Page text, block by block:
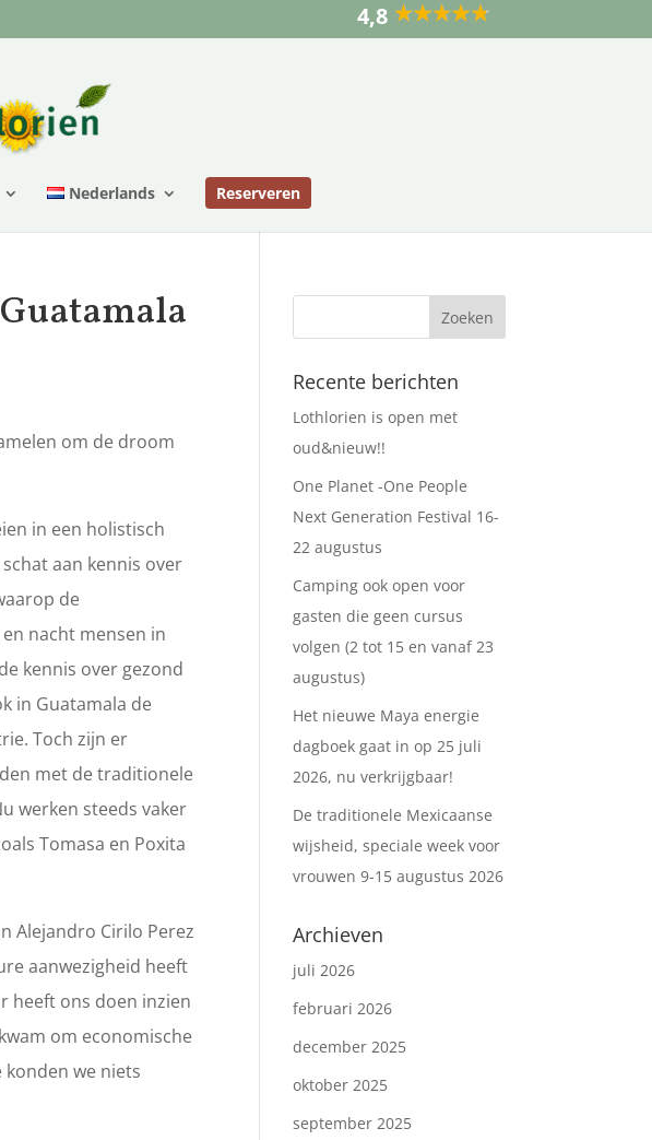
4,8
Nederlands Reserveren
om de droom
in een holistisch
aan kennis over
de
nacht mensen in
kennis over gezond
in Guatamala de
Toch zijn er
met de traditionele
werken steeds vaker
Tomasa en Poxita
Alejandro Cirilo Perez
aanwezigheid heeft
heeft ons doen inzien
om economische
we niets
Recente berichten
Lothlorien is open met
oud&nieuw!!
One Planet -One People
Next Generation Festival 16-
22 augustus
Camping ook open voor
gasten die geen cursus
volgen (2 tot 15 en vanaf 23
augustus)
Het nieuwe Maya energie
dagboek gaat in op 25 juli
2026, nu verkrijgbaar!
De traditionele Mexicaanse
wijsheid, speciale week voor
vrouwen 9-15 augustus 2026
Archieven
juli 2026
februari 2026
december 2025
oktober 2025
september 2025